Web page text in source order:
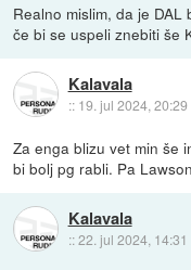
Realno mislim, da je
če bi se uspeli znebiti še
Kalavala
:: 19. jul 2024, 20:29
Za enga blizu vet min še
bi bolj pg rabli. Pa
Kalavala
::22. jul 2024, 14:31